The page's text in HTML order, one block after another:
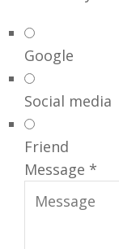
Google
Social media
Friend
Message *